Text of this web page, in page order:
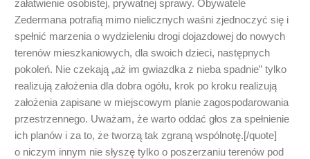
załatwienie osobistej, prywatnej sprawy. Obywatele
Zedermana potrafią mimo nielicznych waśni zjednoczyć się i
spełnić marzenia o wydzieleniu drogi dojazdowej do nowych
terenów mieszkaniowych, dla swoich dzieci, następnych
pokoleń. Nie czekają „aż im gwiazdka z nieba spadnie” tylko
realizują założenia dla dobra ogółu, krok po kroku realizują
założenia zapisane w miejscowym planie zagospodarowania
przestrzennego. Uważam, że warto oddać głos za spełnienie
ich planów i za to, że tworzą tak zgraną wspólnotę.[/quote]
o niczym innym nie słyszę tylko o poszerzaniu terenów pod